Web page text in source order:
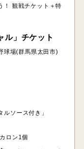
！ 観戦チケット＋特
ル」チケット
球場(群馬県太田市)
ルソース付き」
ロン1個